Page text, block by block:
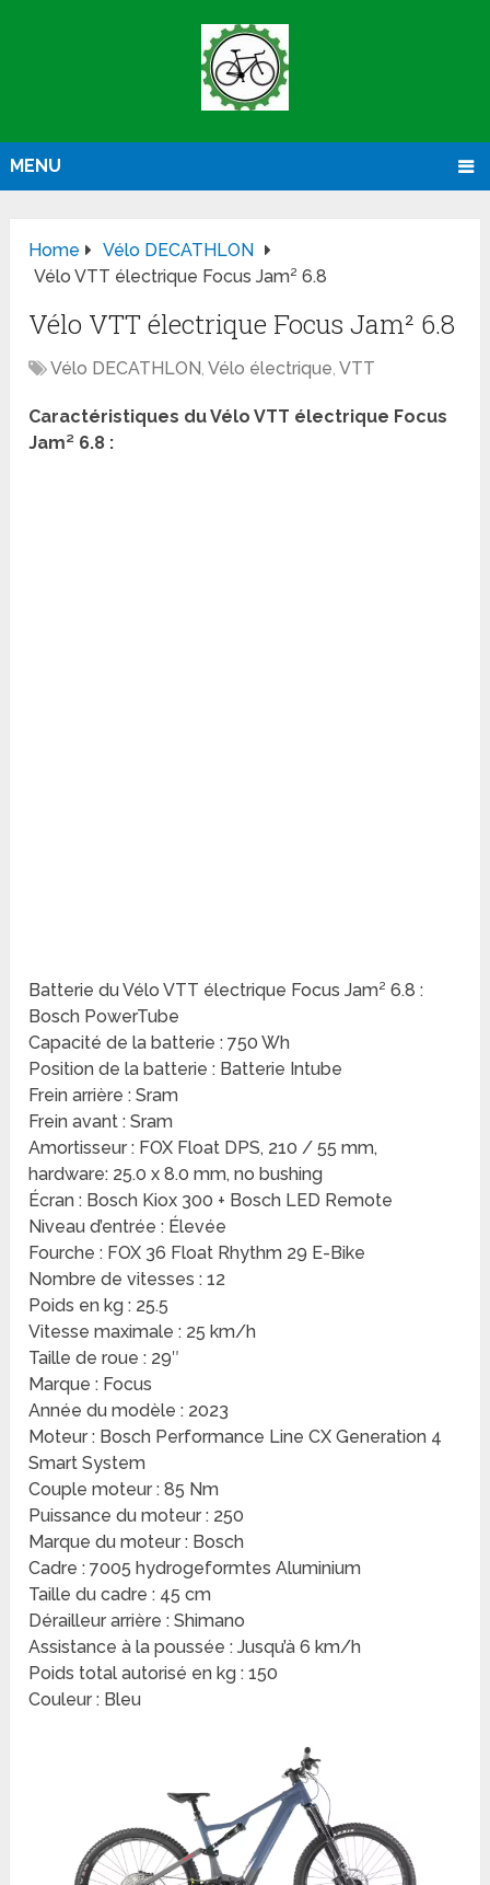
MENU
Home
Vélo DECATHLON
Vélo VTT électrique Focus Jam² 6.8
Vélo VTT électrique Focus Jam² 6.8
Vélo DECATHLON,Vélo électrique,VTT
Caractéristiques du Vélo VTT électrique Focus
Jam² 6.8 :
Batterie du Vélo VTT électrique Focus Jam² 6.8 :
Bosch PowerTube
Capacité de la batterie : 750 Wh
Position de la batterie : Batterie Intube
Frein arrière : Sram
Frein avant : Sram
Amortisseur : FOX Float DPS, 210 / 55 mm,
hardware: 25.0 x 8.0 mm, no bushing
Écran : Bosch Kiox 300 + Bosch LED Remote
Niveau d’entrée : Élevée
Fourche : FOX 36 Float Rhythm 29 E-Bike
Nombre de vitesses : 12
Poids en kg : 25.5
Vitesse maximale : 25 km/h
Taille de roue : 29″
Marque : Focus
Année du modèle : 2023
Moteur : Bosch Performance Line CX Generation 4
Smart System
Couple moteur : 85 Nm
Puissance du moteur : 250
Marque du moteur : Bosch
Cadre : 7005 hydrogeformtes Aluminium
Taille du cadre : 45 cm
Dérailleur arrière : Shimano
Assistance à la poussée : Jusqu’à 6 km/h
Poids total autorisé en kg : 150
Couleur : Bleu